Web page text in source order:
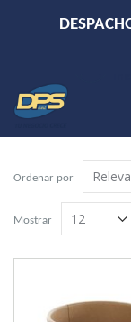
Ordenar por
Mostrar